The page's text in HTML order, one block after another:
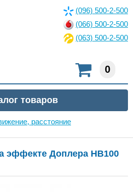
(096) 500-2-500
(066) 500-2-500
(063) 500-2-500
0
расстояние
эффекте Доплера HB100